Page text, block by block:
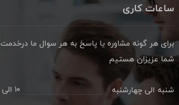
ساعات کاری
برای هر گونه مشاوره یا پاسخ به هر سوال ما درخدمت
شما عزیزان هستیم
شنبه الی چهارشنبه ۱۰ الی ۲۲